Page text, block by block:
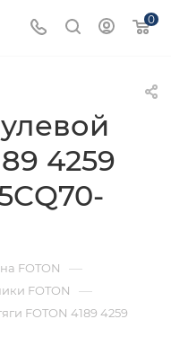
0
4259
FOTON —
FOTON —
FOTON 4189 4259